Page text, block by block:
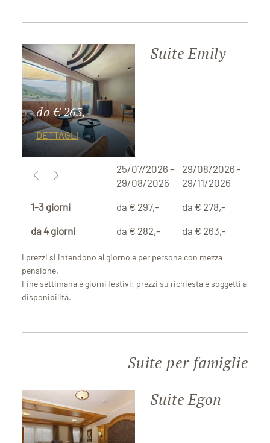
da € 263,-
DETTAGLI
Suite Emily
25/07/2026 -
29/08/2026
29/08/2026 -
29/11/2026
1-3 giorni
da 4 giorni
da € 297,-
da € 282,-
da € 278,-
da € 263,-
I prezzi si intendono al giorno e per persona con mezza
pensione.
Fine settimana e giorni festivi: prezzi su richiesta e soggetti a
disponibilità.
Suite per famiglie
Suite Egon